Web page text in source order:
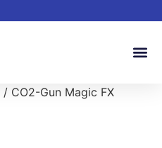
/ CO2-Gun Magic FX